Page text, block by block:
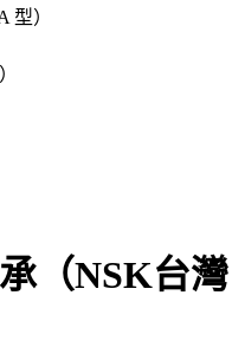
型）
（NSK台灣